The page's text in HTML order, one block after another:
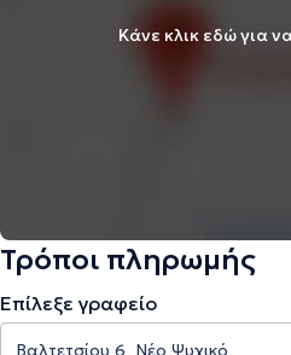
Κάνε κλικ εδώ για
Τρόποι πληρωμής
Επίλεξε γραφείο